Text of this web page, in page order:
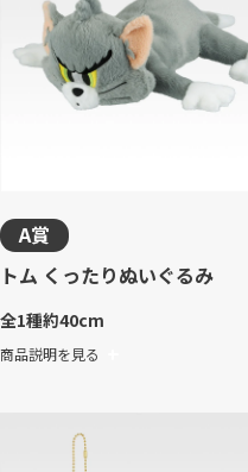
A賞
トム くったりぬいぐるみ
全1種約40cm
商品説明を見る